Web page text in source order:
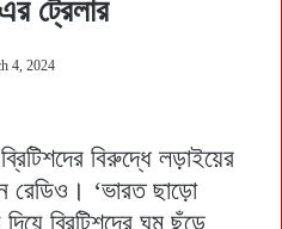
ট্রেলার
4, 2024
বিরুদ্ধে লড়াইয়ের
রেডিও। ‘ভারত ছাড়ো
ব্রিটিশদের ঘুম ছুঁড়ে